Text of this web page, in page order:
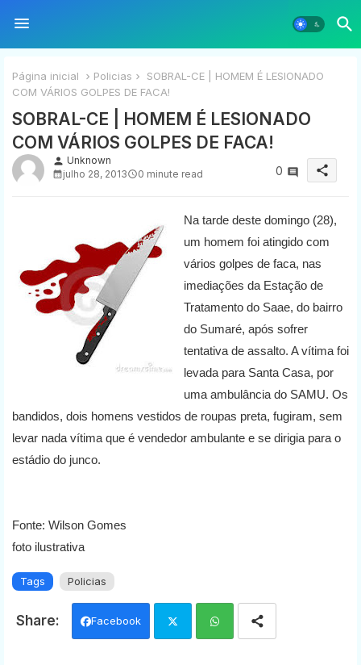
Página inicial Policias
SOBRAL-CE | HOMEM É LESIONADO
COM VÁRIOS GOLPES DE FACA!
SOBRAL-CE | HOMEM É LESIONADO
COM VÁRIOS GOLPES DE FACA!
person Unknown
julho 28, 2013
0 minute read 0 share
Na tarde deste domingo (28),
um homem foi atingido com
vários golpes de faca, nas
imediações da Estação de
Tratamento do Saae, do bairro
do Sumaré, após sofrer
tentativa de assalto. A vítima foi
levada para Santa Casa, por
uma ambulância do SAMU. Os
bandidos, dois homens vestidos de roupas preta, fugiram, sem
levar nada vítima que é vendedor ambulante e se dirigia para o
estádio do junco.
Fonte: Wilson Gomes
foto ilustrativa
Tags Policias
Facebook